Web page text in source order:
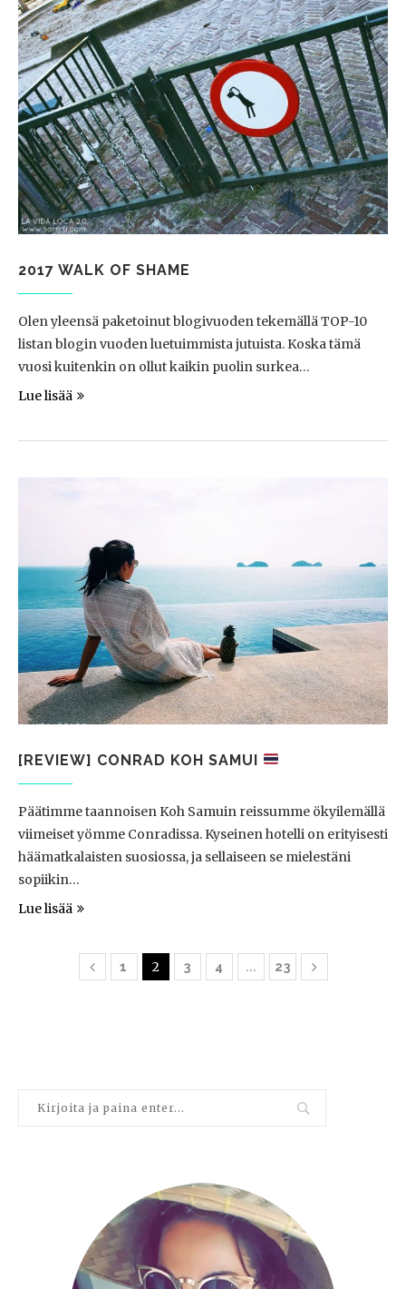
2017 WALK OF SHAME
Olen yleensä paketoinut blogivuoden tekemällä TOP-10
listan blogin vuoden luetuimmista jutuista. Koska tämä
vuosi kuitenkin on ollut kaikin puolin surkea…
Lue lisää
[REVIEW] CONRAD KOH SAMUI
Päätimme taannoisen Koh Samuin reissumme ökyilemällä
viimeiset yömme Conradissa. Kyseinen hotelli on erityisesti
häämatkalaisten suosiossa, ja sellaiseen se mielestäni
sopiikin…
Lue lisää
1 2 3 4 … 23